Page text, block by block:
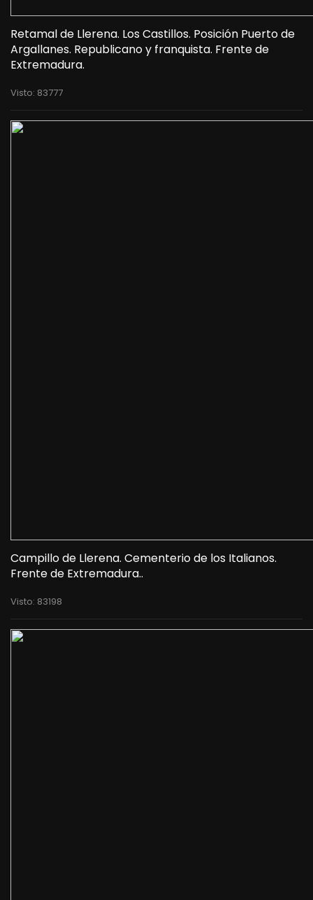
Retamal de Llerena. Los Castillos. Posición Puerto de
Argallanes. Republicano y franquista. Frente de
Extremadura.
Visto: 83777
Campillo de Llerena. Cementerio de los Italianos.
Frente de Extremadura..
Visto: 83198